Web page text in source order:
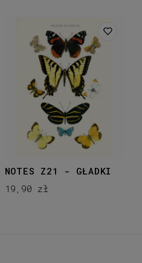
NOTES Z21 - GŁADKI
19,90 zł